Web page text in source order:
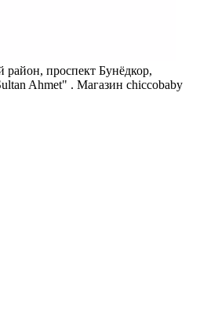
район, проспект Бунёдкор,
Ahmet" . Магазин chiccobaby